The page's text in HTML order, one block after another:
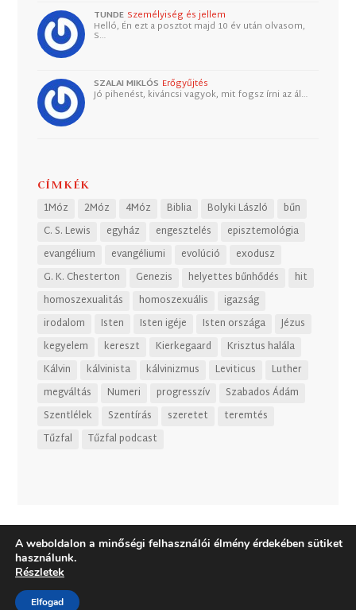
TUNDE Személyiség és jellem
Helló, Én ezt a posztot majd 10 év után olvasom,
S…
SZALAI MIKLÓS Erőgyűjtés
Jó pihenést, kiváncsi vagyok, mit fogsz írni az ál…
CÍMKÉK
1Móz 2Móz 4Móz Biblia Bolyki László
bűn
C. S. Lewis
egyház engesztelés
episztemológia
evangélium
evangéliumi evolúció
exodusz
G. K. Chesterton
Genezis helyettes bűnhődés
hit
homoszexualitás
homoszexuális
igazság
irodalom
Isten Isten igéje Isten országa
Jézus
kegyelem
kereszt Kierkegaard
Krisztus halála
Kálvin
kálvinista kálvinizmus Leviticus
Luther
megváltás
Numeri progresszív
Szabados Ádám
Szentlélek
Szentírás szeretet
teremtés
Tűzfal
Tűzfal podcast
A weboldalon a minőségi felhasználói élmény érdekében sütiket
használunk.
Részletek
Elfogad